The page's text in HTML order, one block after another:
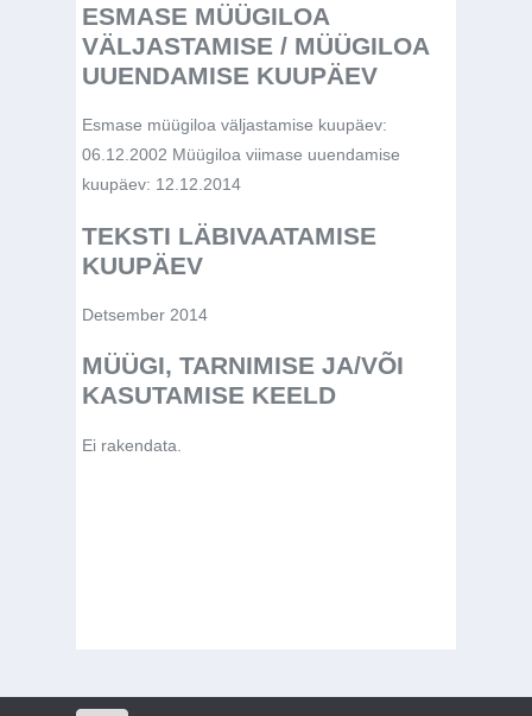
ESMASE MÜÜGILOA
VÄLJASTAMISE / MÜÜGILOA
UUENDAMISE KUUPÄEV
Esmase müügiloa väljastamise kuupäev:
06.12.2002 Müügiloa viimase uuendamise
kuupäev: 12.12.2014
TEKSTI LÄBIVAATAMISE
KUUPÄEV
Detsember 2014
MÜÜGI, TARNIMISE JA/VÕI
KASUTAMISE KEELD
Ei rakendata.